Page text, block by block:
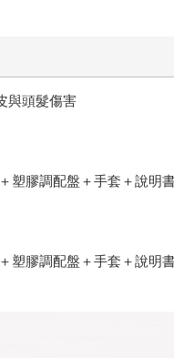
與頭髮傷害
塑膠調配盤＋手套＋說
塑膠調配盤＋手套＋說明